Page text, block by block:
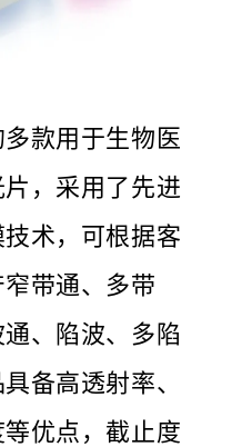
款用于生物医
，采用了先进
术，可根据客
带通、多带
、陷波、多陷
备高透射率、
优点，截止度